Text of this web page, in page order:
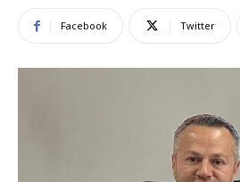
Facebook Twitter